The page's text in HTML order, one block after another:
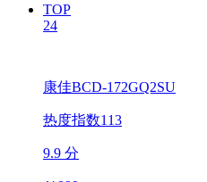
TOP
24
康佳BCD-172GQ2SU
热度指数113
9.9 分